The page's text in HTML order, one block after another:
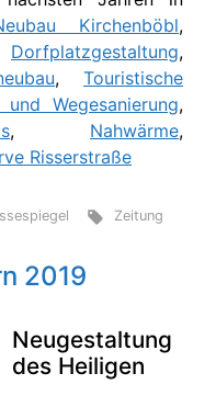
Kirchenböbl,
Dorfplatzgestaltung,
, Touristische
und Wegesanierung,
, Nahwärme,
Risserstraße
Zeitung
2019
Neugestaltung
des Heiligen